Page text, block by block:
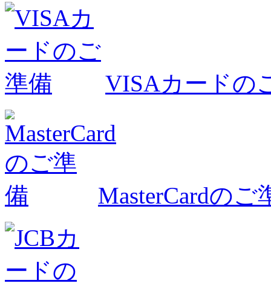
VISAカードの
MasterCardのご